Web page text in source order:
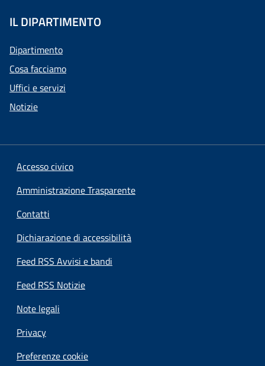
IL DIPARTIMENTO
Dipartimento
Cosa facciamo
Uffici e servizi
Notizie
Accesso civico
Amministrazione Trasparente
Contatti
Dichiarazione di accessibilità
Feed RSS Avvisi e bandi
Feed RSS Notizie
Note legali
Privacy
Preferenze cookie